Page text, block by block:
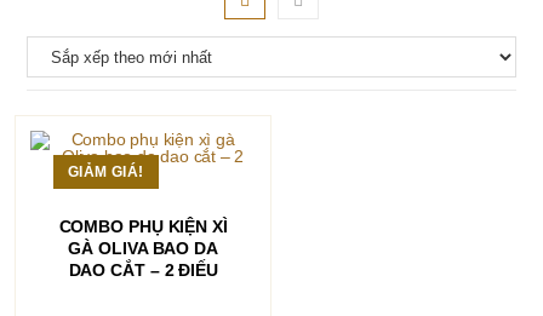
GIẢM GIÁ!
THÊM VÀO GIỎ HÀNG
COMBO PHỤ KIỆN XÌ
GÀ OLIVA BAO DA
DAO CẮT – 2 ĐIẾU